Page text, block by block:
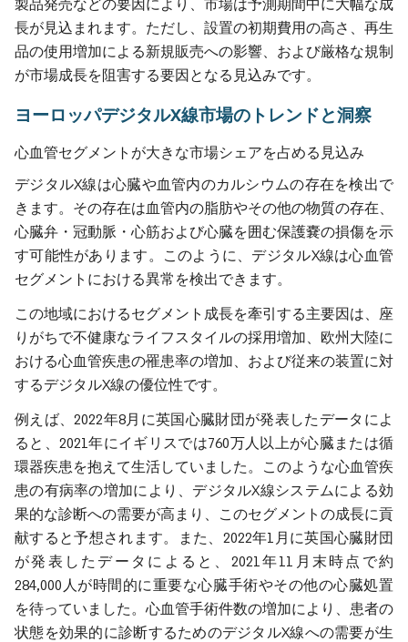
製品発売などの要因により、市場は予測期間中に大幅な成
長が見込まれます。ただし、設置の初期費用の高さ、再生
品の使用増加による新規販売への影響、および厳格な規制
が市場成長を阻害する要因となる見込みです。
ヨーロッパデジタルX線市場のトレンドと洞察
心血管セグメントが大きな市場シェアを占める見込み
デジタルX線は心臓や血管内のカルシウムの存在を検出で
きます。その存在は血管内の脂肪やその他の物質の存在、
心臓弁・冠動脈・心筋および心臓を囲む保護嚢の損傷を示
す可能性があります。このように、デジタルX線は心血管
セグメントにおける異常を検出できます。
この地域におけるセグメント成長を牽引する主要因は、座
りがちで不健康なライフスタイルの採用増加、欧州大陸に
おける心血管疾患の罹患率の増加、および従来の装置に対
するデジタルX線の優位性です。
例えば、2022年8月に英国心臓財団が発表したデータによ
ると、2021年にイギリスでは760万人以上が心臓または循
環器疾患を抱えて生活していました。このような心血管疾
患の有病率の増加により、デジタルX線システムによる効
果的な診断への需要が高まり、このセグメントの成長に貢
献すると予想されます。また、2022年1月に英国心臓財団
が発表したデータによると、2021年11月末時点で約
284,000人が時間的に重要な心臓手術やその他の心臓処置
を待っていました。心血管手術件数の増加により、患者の
状態を効果的に診断するためのデジタルX線への需要が生